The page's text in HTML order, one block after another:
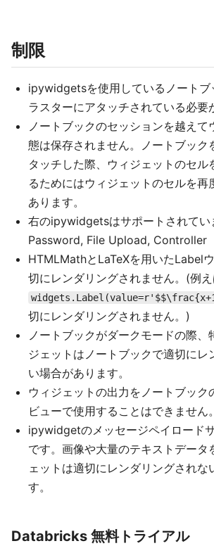
制限
ipywidgetsを使用しているノートブ
ラスターにアタッチされている必要
ノートブックのセッションを越えて
態は保存されません。ノートブック
タッチした際、ウィジェットのセル
るためにはウィジェットのセルを再
あります。
右のipywidgetsはサポートされてい
Password, File Upload, Controller
HTMLMathとLaTeXを用いたLabel
切にレンダリングされません。(例え
切にレンダリングされません。)
ノートブックがダークモードの際、
ジェットはノートブックで適切にレ
い場合があります。
ウィジェットの出力をノートブック
ビューで使用することはできません。
ipywidgetのメッセージペイロード
です。画像や大量のテキストデータ
ェットは適切にレンダリングされな
す。
Databricks 無料トライアル